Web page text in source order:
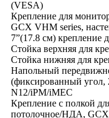
(VESA)
Крепление для
GCX VHM series,
7”(17.8 см) крепление
Стойка верхняя для
Стойка нижняя для
Напольный
(фиксированный угол,
N12/iPM/iMEC
Крепление с полкой
потолочное/НДА, GCX